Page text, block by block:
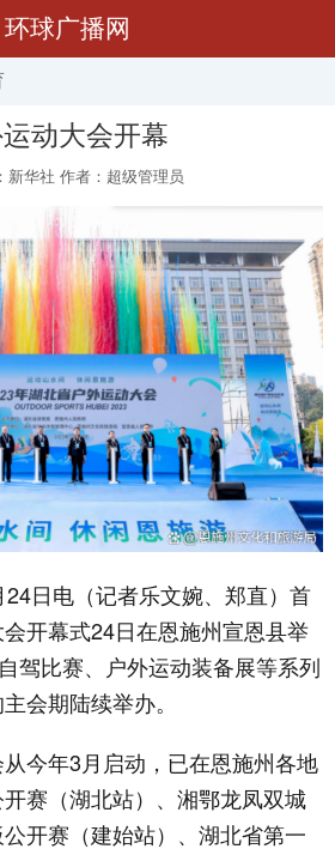
环球广播网
动大会开幕
新华社 作者：超级管理员
日电（记者乐文婉、郑直）首
开幕式24日在恩施州宣恩县举
驾比赛、户外运动装备展等系列
会期陆续举办。
年3月启动，已在恩施州各地
赛（湖北站）、湘鄂龙凤双城
开赛（建始站）、湖北省第一